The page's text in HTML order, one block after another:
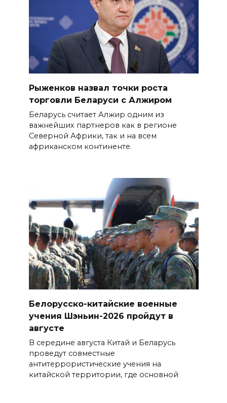
Рыженков назвал точки роста
торговли Беларуси с Алжиром
Беларусь считает Алжир одним из
важнейших партнеров как в регионе
Северной Африки, так и на всем
африканском континенте.
Белорусско-китайские военные
учения Шэньин-2026 пройдут в
августе
В середине августа Китай и Беларусь
проведут совместные
антитеррористические учения на
китайской территории, где основной